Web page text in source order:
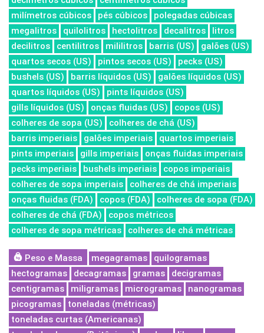
milímetros cúbicos
pés cúbicos
polegadas cúbicas
megalitros
quilolitros hectolitros decalitros
litros
decilitros
centilitros mililitros barris (US)
galões (US)
quartos secos (US)
pintos secos (US)
pecks (US)
bushels (US)
barris líquidos (US)
galões líquidos (US)
quartos líquidos (US)
pints líquidos (US)
gills líquidos (US)
onças fluidas (US)
copos (US)
colheres de sopa (US)
colheres de chá (US)
barris imperiais
galões imperiais
quartos imperiais
pints imperiais
gills imperiais
onças fluidas imperiais
pecks imperiais
bushels imperiais
copos imperiais
colheres de sopa imperiais
colheres de chá imperiais
onças fluidas (FDA)
copos (FDA)
colheres de sopa (FDA)
colheres de chá (FDA)
copos métricos
colheres de sopa métricas
colheres de chá métricas
Peso e Massa megagramas
quilogramas
hectogramas
decagramas gramas
decigramas
centigramas
miligramas microgramas
nanogramas
picogramas
toneladas (métricas)
toneladas curtas (Americanas)